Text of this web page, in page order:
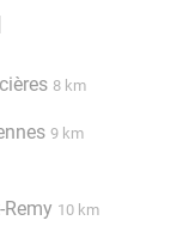
8 km
9 km
Remy 10 km